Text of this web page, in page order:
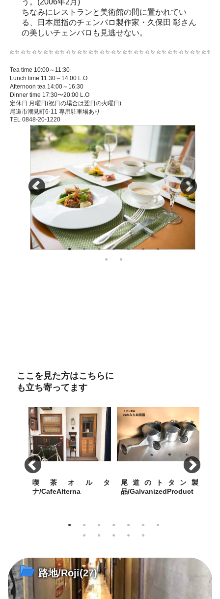
う。(2006年2月)
ちなみにレストランと美術館の間に置かれてい
る、日本屈指のチェンバロ製作家・久保田 彰さん
の美しいチェンバロも見逃せない。
Tea time 10:00～11:30
Lunch time 11:30～14:00 L.O
Afternoon tea 14:00～16:30
Dinner time 17:30〜20:00 L.O
定休日:月曜日(祝日の場合は翌日の火曜日)
尾道市潮見町6-11 専用駐車場あり
TEL 0848-20-1220
ここを見た方はこちらに
も立ち寄ってます
喫茶オルタ
ナ/CafeAlterna
八坂神社に通じる築島(明神)
尾道のトタン製
品/GalvanizedProduct
内海製作所(大正9年創業)が
タン・グッズ
路地/Roji(27)